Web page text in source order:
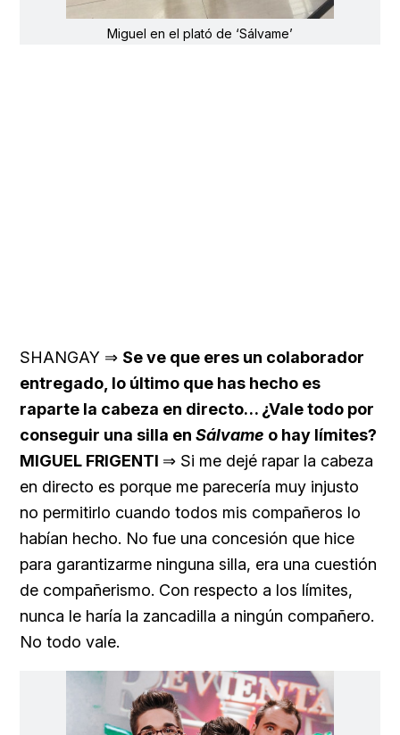
Miguel en el plató de ‘Sálvame’
SHANGAY ⇒ Se ve que eres un colaborador
entregado, lo último que has hecho es
raparte la cabeza en directo… ¿Vale todo por
conseguir una silla en Sálvame o hay límites?
MIGUEL FRIGENTI ⇒ Si me dejé rapar la cabeza
en directo es porque me parecería muy injusto
no permitirlo cuando todos mis compañeros lo
habían hecho. No fue una concesión que hice
para garantizarme ninguna silla, era una cuestión
de compañerismo. Con respecto a los límites,
nunca le haría la zancadilla a ningún compañero.
No todo vale.